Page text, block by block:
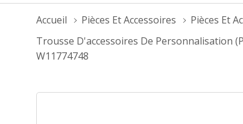
Accueil Pièces Et Accessoires Pièces Et
Trousse D'accessoires De Personnalisation
W11774748